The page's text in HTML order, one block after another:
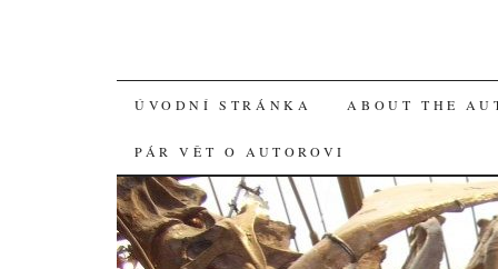
SKIP
TO
CONTENT
ÚVODNÍ STRÁNKA ABOUT THE
PÁR VĚT O AUTOROVI